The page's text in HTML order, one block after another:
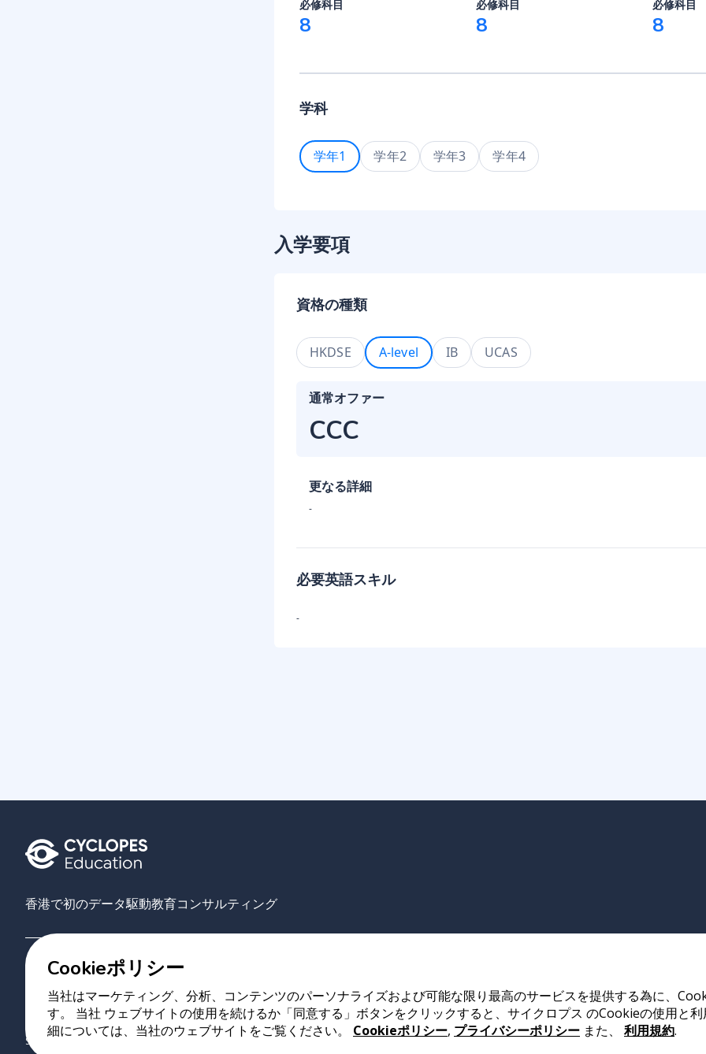
必修科目
8
必修科目
8
必修科目
8
学科
学年1 学年2 学年3 学年4
入学要項
資格の種類
HKDSE A-level IB UCAS
通常オファー
CCC
更なる詳細
-
必要英語スキル
-
香港で初のデータ駆動教育コンサルティング
Grove大学AIマッチング 当社について
Copyright 2023 Cyclopes® • v0.31.0
Suite 2807, 28/F, Tower 2, Times Square, 1 Matheson Street, Causeway Bay, Hong Kong
Cookieポリシー
当社はマーケティング、分析、コンテンツのパーソナライズおよび可能な限り最高のサービスを提供する為に、
す。 当社 ウェブサイトの使用を続けるか「同意する」ボタンをクリックすると、サイクロプス のCookieの使用と
細については、当社のウェブサイトをご覧ください。
Cookieポリシー, プライバシーポリシー また、 利用規約.